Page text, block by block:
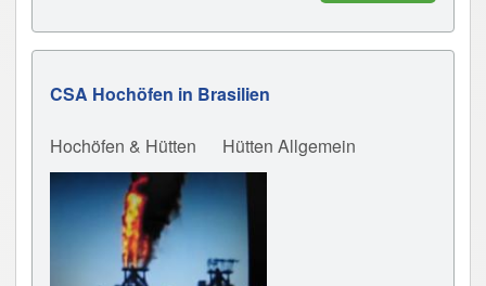
CSA Hochöfen in Brasilien
Hochöfen & Hütten Hütten Allgemein